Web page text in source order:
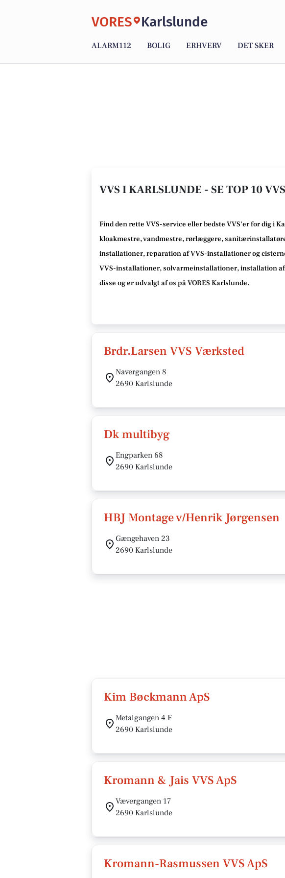
VORES Karlslunde
ALARM112 BOLIG ERHVERV DET SKER
VVS I KARLSLUNDE - SE TOP 10
Find den rette VVS-service eller bedste VVS'er for dig i
kloakmestre, vandmestre, rørlæggere,
installationer, reparation af VVS-installationer og
VVS-installationer, solvarmeinstallationer, installation
disse og er udvalgt af os på VORES Karlslunde.
Brdr.Larsen VVS Værksted
Navergangen 8
2690 Karlslunde
Dk multibyg
Engparken 68
2690 Karlslunde
HBJ Montage v/Henrik Jørgensen
Gængehaven 23
2690 Karlslunde
Kim Bøckmann ApS
Metalgangen 4 F
2690 Karlslunde
Kromann & Jais VVS ApS
Vævergangen 17
2690 Karlslunde
Kromann-Rasmussen VVS ApS